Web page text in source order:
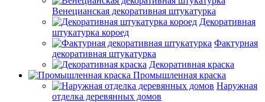
Венецианская декоративная штукатурка
Декоративная
штукатурка короед
Фактурная
декоративная штукатурка
Декоративная краска
Промышленная краска
Наружная
отделка деревянных домов